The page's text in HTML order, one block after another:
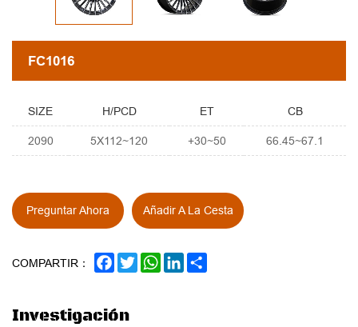
FC1016
SIZE H/PCD ET
CB
2090
5X112~120 +30~50 66.45~67.1
Preguntar Ahora Añadir A La Cesta
COMPARTIR： FACEBOOK
TWITTERWHATSAPP
LINKEDIN
Investigación